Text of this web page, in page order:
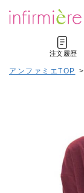
注文履歴
アンファミエTOP >